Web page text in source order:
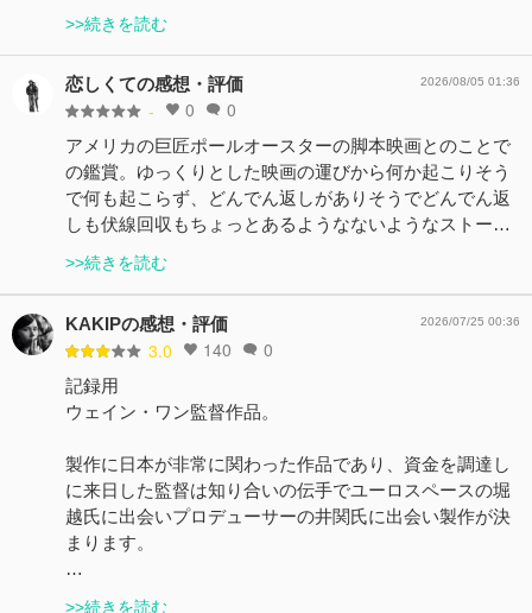
>>続きを読む
恋しくての感想・評価
- 0 0
2026/08/05 01:36
アメリカの巨匠ポールオースターの脚本映画とのことで
の鑑賞。ゆっくりとした映画の運びから何か起こりそう
で何も起こらず、どんでん返しがありそうでどんでん返
しも伏線回収もちょっとあるようなないようなストー…
>>続きを読む
KAKIPの感想・評価
3.0 140 0
2026/07/25 00:36
記録用
ウェイン・ワン監督作品。
製作に日本が非常に関わった作品であり、資金を調達し
に来日した監督は知り合いの伝手でユーロスペースの堀
越氏に出会いプロデューサーの井関氏に出会い製作が決
まります。
…
>>続きを読む